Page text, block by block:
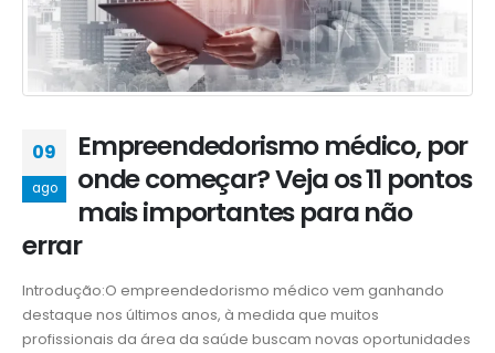
09
ago
Empreendedorismo médico, por
onde começar? Veja os 11 pontos
mais importantes para não
errar
Introdução:O empreendedorismo médico vem ganhando
destaque nos últimos anos, à medida que muitos
profissionais da área da saúde buscam novas oportunidades